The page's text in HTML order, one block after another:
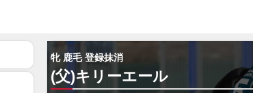
牝 鹿毛 登録抹消
(父)キリーエール